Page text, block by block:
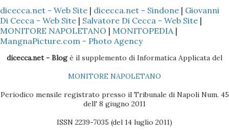
dicecca.net - Web Site | dicecca.net - Sindone | Giovanni
Di Cecca - Web Site | Salvatore Di Cecca - Web Site |
MONITORE NAPOLETANO | MONITOPEDIA |
MangnaPicture.com - Photo Agency
dicecca.net - Blogè il supplemento di Informatica Applicata del
MONITORE NAPOLETANO
Periodico mensile registrato presso il Tribunale di Napoli Num. 45
dell' 8 giugno 2011
ISSN 2239-7035 (del 14 luglio 2011)